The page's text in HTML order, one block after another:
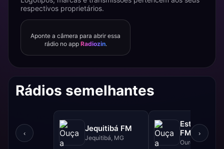
respectivos proprietários.
Aponte a câmera para abrir essa
rádio no app Radiozin.
Rádios semelhantes
‹
Jequitibá FM
Jequitibá, MG
Estrada
FM - 102.5
Ouro Branco,
›